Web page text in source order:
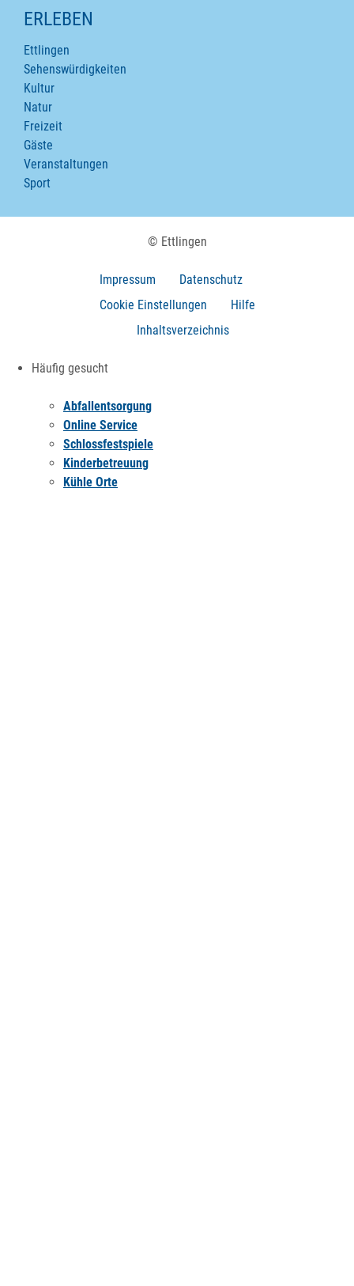
ERLEBEN
Ettlingen
Sehenswürdigkeiten
Kultur
Natur
Freizeit
Gäste
Veranstaltungen
Sport
© Ettlingen
Impressum
Datenschutz
Cookie Einstellungen
Hilfe
Inhaltsverzeichnis
Häufig gesucht
Abfallentsorgung
Online Service
Schlossfestspiele
Kinderbetreuung
Kühle Orte